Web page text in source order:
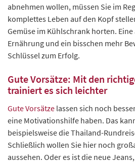
abnehmen wollen, müssen Sie im
komplettes Leben auf den Kopf
Gemüse im Kühlschrank horten.
Ernährung und ein bisschen mehr
Schlüssel zum Erfolg.
Gute Vorsätze: Mit den
trainiert es sich leichter
Gute Vorsätze lassen sich noch
eine Motivationshilfe haben. Das
beispielsweise die Thailand-
Schließlich wollen Sie hier noch
aussehen. Oder es ist die neue